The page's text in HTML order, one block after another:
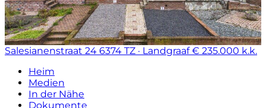
Salesianenstraat 24 6374 TZ · Landgraaf € 235.000 k.k.
Heim
Medien
In der Nähe
Dokumente